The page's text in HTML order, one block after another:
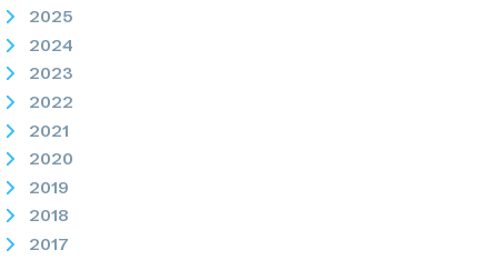
2025
2024
2023
2022
2021
2020
2019
2018
2017